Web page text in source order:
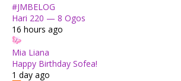
#JMBELOG
Hari 220 — 8 Ogos
16 hours ago
Mia Liana
Happy Birthday Sofea!
1 day ago